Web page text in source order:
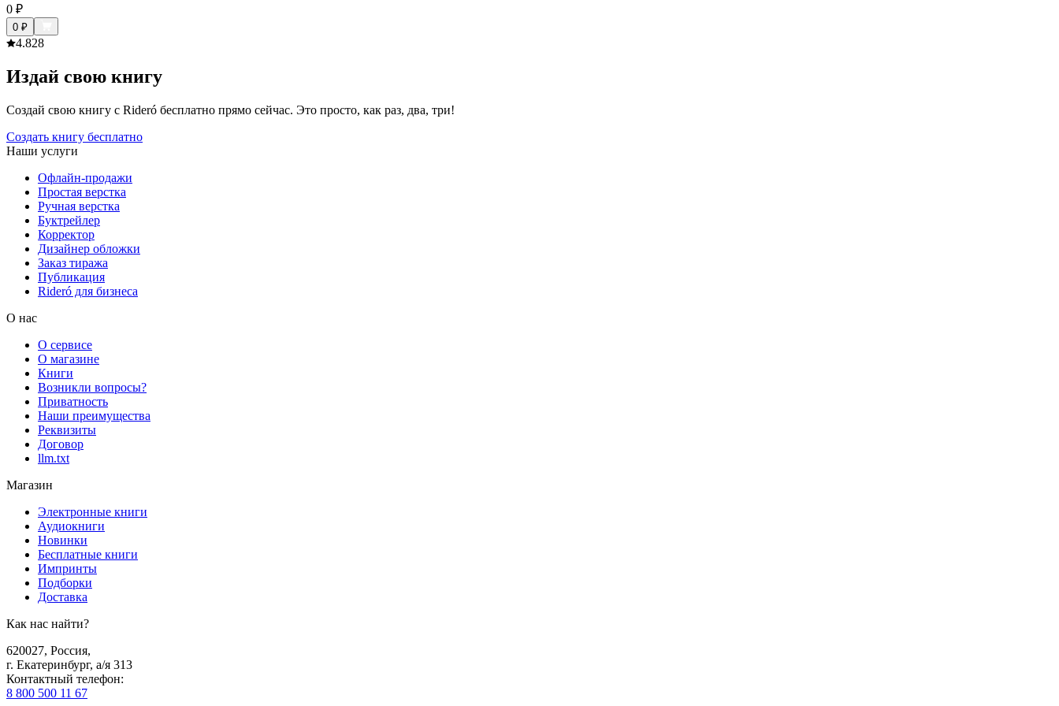
0 ₽
0 ₽
4.828
Издай свою книгу
Создай свою книгу с Rideró бесплатно прямо сейчас. Это просто, как раз, два, три!
Создать книгу бесплатно
Наши услуги
Офлайн-продажи
Простая верстка
Ручная верстка
Буктрейлер
Корректор
Дизайнер обложки
Заказ тиража
Публикация
Rideró для бизнеса
О нас
О сервисе
О магазине
Книги
Возникли вопросы?
Приватность
Наши преимущества
Реквизиты
Договор
llm.txt
Магазин
Электронные книги
Аудиокниги
Новинки
Бесплатные книги
Импринты
Подборки
Доставка
Как нас найти?
620027, Россия,
г. Екатеринбург, а/я 313
Контактный телефон:
8 800 500 11 67